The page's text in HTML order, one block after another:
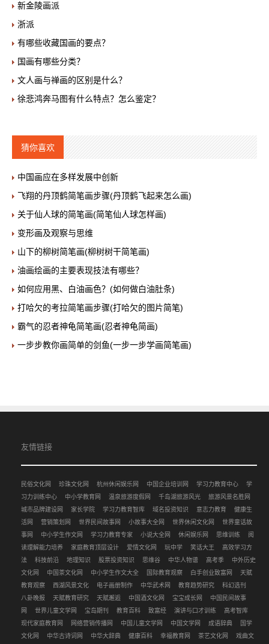
新金陵画派
浙派
有哪些收藏国画的要点？
国画有哪些分类？
文人画与禅画的区别是什么？
徐悲鸿奔马图有什么特点？怎么鉴定？
猜你喜欢
中国画应在多样发展中创新
飞翔的丹顶鹤简笔画步骤(丹顶鹤飞起来怎么画)
关于仙人球的简笔画(简笔仙人球怎样画)
变形画及观察与思维
山下的柳树简笔画(柳树树干简笔画)
油画绘画的主要表现技法有哪些？
如何应用黑、白油画色？(如何做白油肚条)
打哈欠的考拉简笔画步骤(打哈欠的图片简笔)
霸气的忍者神龟简笔画(忍者神龟简画)
一步步教你画简单的剑鱼(一步一步学画简笔画)
友情链接
民俗文化网 珍珠文化网 杭州休闲娱乐网 中国企业培训网 学习力教育中心
学
习力训练中心
中小学教育网 温泉旅游度假网 千岛湖旅游风光
旅游风景名胜网
城市品牌建设网
家长学院 学习力教育智库 域名投资知识 意志力教育
健康生
活网
营销策划网 世界民间故事网 小故事大全网 世界休闲文化网
世界童话故
事网
中小学生作文网 学习力教育专家 小说大全网 休闲娱乐网 思维训练
阅
读理解能力培养
家庭教育顶层设计 爱情文化网 玩中学 笑话大王
高效学习方
法
科技前沿 地理知识 股票投资知识 思维谷 中华人物谱 高考季
中外历史
文化网
中国茶文化网 中小学生作文大全 国际教育观察 白手创业致富网
天赋
教育观察
西湖风景文化 电子画册制作 中华武术网 教育趋势研究
科幻选刊
八卦晚报
天赋教育研究 天赋邂逅 中国酒文化网 宝宝成长网
中国民间故事
网
世界儿童文学网 宝岛期刊 教育百科 致富经 演讲与口才训练
高考智库
现代家庭教育网
网络营销传播网 中国儿童文学网 中国文学网 成语辞典
国学
文化网
中华古诗词网 中华大辞典 健康百科 幸福教育网 茶艺文化网 戏曲文